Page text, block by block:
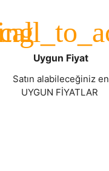
Uygun Fiyat
Satın alabileceğiniz en
UYGUN FİYATLAR